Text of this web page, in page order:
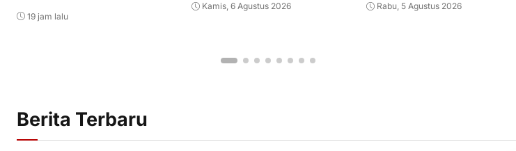
19 jam lalu
Kamis, 6 Agustus 2026 Rabu, 5 Agustus 2026
Berita Terbaru